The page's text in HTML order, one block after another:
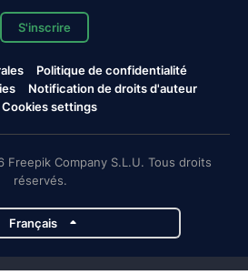
S'inscrire
Politique de confidentialité
Notification de droits d'auteur
Cookies settings
Company S.L.U. Tous droits
réservés.
Français